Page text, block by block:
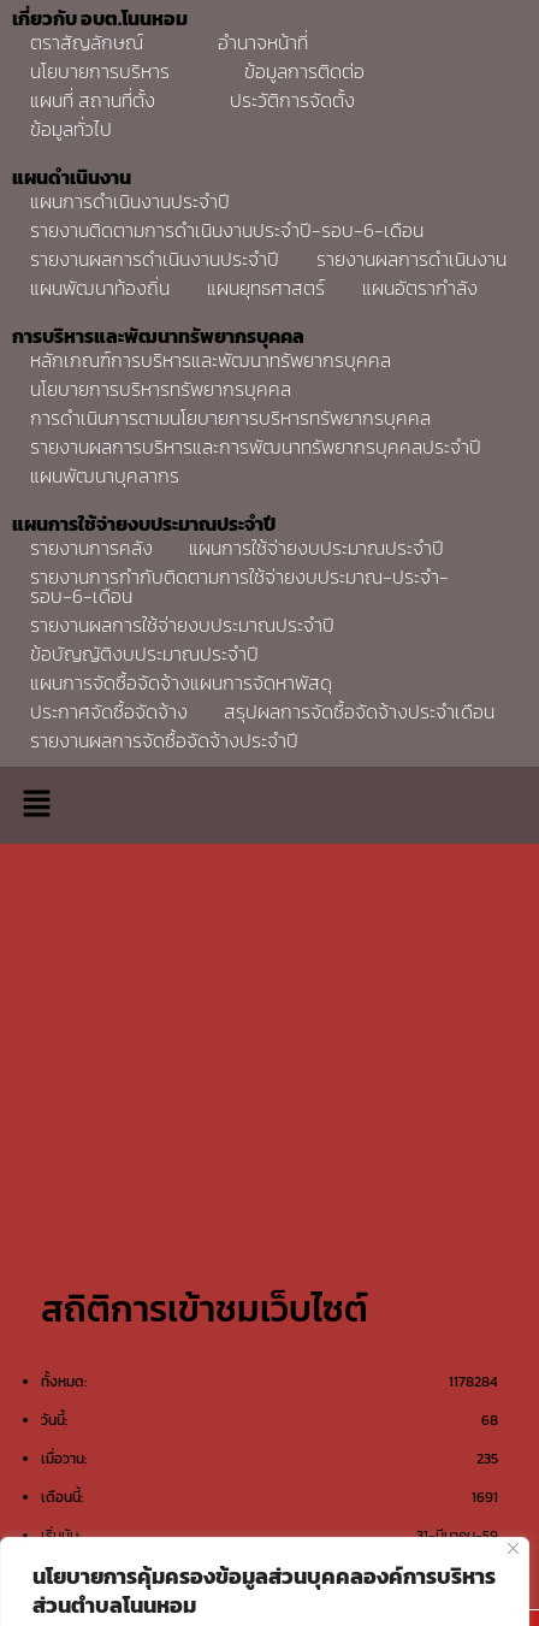
นโยบายการคุ้มครองข้อมูลส่วนบุคคลองค์การบริหาร
ส่วนตำบลโนนหอม
เกี่ยวกับ อบต.โนนหอม
ตราสัญลักษณ์
อำนาจหน้าที่
นโยบายการบริหาร
ข้อมูลการติดต่อ
แผนที่ สถานที่ตั้ง
ประวัติการจัดตั้ง
ข้อมูลทั่วไป
แผนดำเนินงาน
แผนการดำเนินงานประจำปี
รายงานติดตามการดำเนินงานประจำปี-รอบ-6-เดือน
รายงานผลการดำเนินงานประจำปี
รายงานผลการดำเนินงาน
แผนพัฒนาท้องถิ่น
แผนยุทธศาสตร์
แผนอัตรากำลัง
การบริหารและพัฒนาทรัพยากรบุคคล
หลักเกณฑ์การบริหารและพัฒนาทรัพยากรบุคคล
นโยบายการบริหารทรัพยากรบุคคล
การดำเนินการตามนโยบายการบริหารทรัพยากรบุคคล
รายงานผลการบริหารและการพัฒนาทรัพยากรบุคคลประจำปี
แผนพัฒนาบุคลากร
แผนการใช้จ่ายงบประมาณประจำปี
รายงานการคลัง
แผนการใช้จ่ายงบประมาณประจำปี
รายงานการกำกับติดตามการใช้จ่ายงบประมาณ-ประจำ-
รอบ-6-เดือน
รายงานผลการใช้จ่ายงบประมาณประจำปี
ข้อบัญญัติงบประมาณประจำปี
แผนการจัดซื้อจัดจ้างแผนการจัดหาพัสดุ
ประกาศจัดซื้อจัดจ้าง
สรุปผลการจัดซื้อจัดจ้างประจำเดือน
รายงานผลการจัดซื้อจัดจ้างประจำปี
สถิติการเข้าชมเว็บไซต์
1178284
ทั้งหมด:
68
วันนี้:
235
เมื่อวาน:
1691
เดือนนี้:
31-มีนาคม-59
เริ่มนับ: